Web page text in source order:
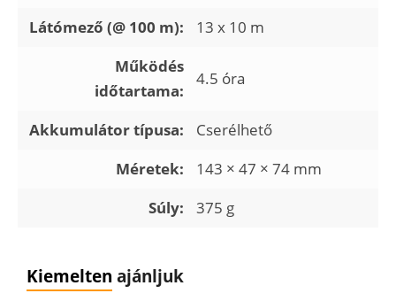
Látómező (@ 100 m):
13 x 10 m
Működés
időtartama:
4.5 óra
Akkumulátor típusa:
Cserélhető
Méretek:
143 × 47 × 74 mm
Súly:
375 g
Kiemelten ajánljuk